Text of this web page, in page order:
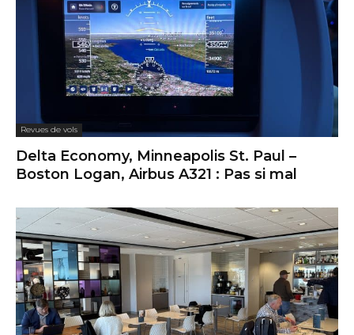
Revues de vols
Delta Economy, Minneapolis St. Paul –
Boston Logan, Airbus A321 : Pas si mal